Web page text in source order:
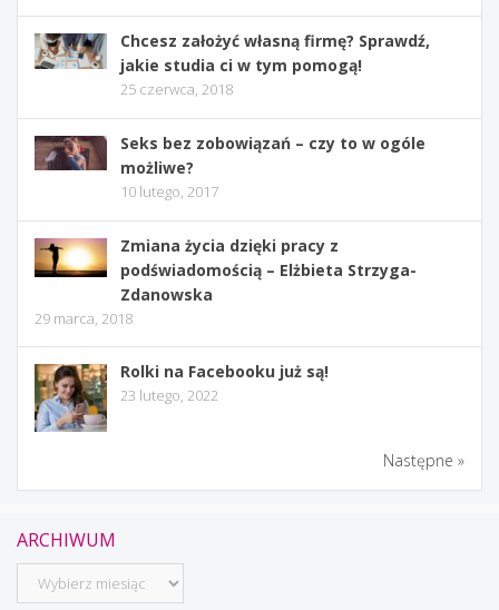
Chcesz założyć własną firmę? Sprawdź,
jakie studia ci w tym pomogą!
25 czerwca, 2018
Seks bez zobowiązań – czy to w ogóle
możliwe?
10 lutego, 2017
Zmiana życia dzięki pracy z
podświadomością – Elżbieta Strzyga-
Zdanowska
29 marca, 2018
Rolki na Facebooku już są!
23 lutego, 2022
Następne »
ARCHIWUM
Archiwum